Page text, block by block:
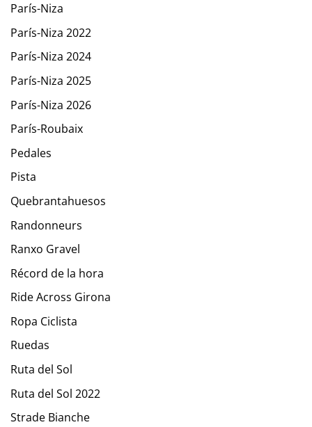
París-Niza
París-Niza 2022
París-Niza 2024
París-Niza 2025
París-Niza 2026
París-Roubaix
Pedales
Pista
Quebrantahuesos
Randonneurs
Ranxo Gravel
Récord de la hora
Ride Across Girona
Ropa Ciclista
Ruedas
Ruta del Sol
Ruta del Sol 2022
Strade Bianche